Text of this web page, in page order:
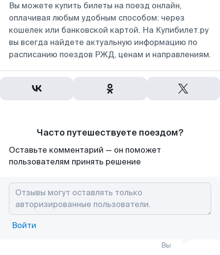
Вы можете купить билеты на поезд онлайн,
оплачивая любым удобным способом: через
кошелек или банковской картой. На Купибилет.ру
вы всегда найдете актуальную информацию по
расписанию поездов РЖД, ценам и направлениям.
Часто путешествуете поездом?
Оставьте комментарий — он поможет
пользователям принять решение
Войти
Вы